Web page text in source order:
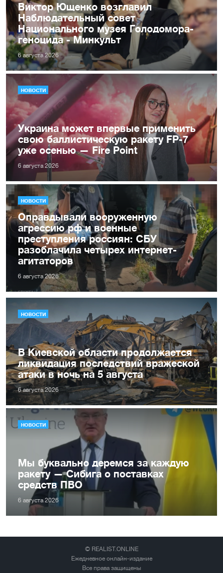
Виктор Ющенко возглавил
Наблюдательный совет
Национального музея Голодомора-
геноцида - Минкульт
6 августа 2026
НОВОСТИ
Украина может впервые применить
свою баллистическую ракету FP-7
уже осенью — Fire Point
6 августа 2026
НОВОСТИ
Оправдывали вооруженную
агрессию рф и военные
преступления россиян: СБУ
разоблачила четырех интернет-
агитаторов
6 августа 2026
НОВОСТИ
В Киевской области продолжается
ликвидация последствий вражеской
атаки в ночь на 5 августа
6 августа 2026
НОВОСТИ
Мы буквально деремся за каждую
ракету — Сибига о поставках
средств ПВО
6 августа 2026
© REALIST.ONLINE
Ежедневное онлайн-издание
Все права защищены